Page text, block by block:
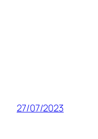
27/07/2023